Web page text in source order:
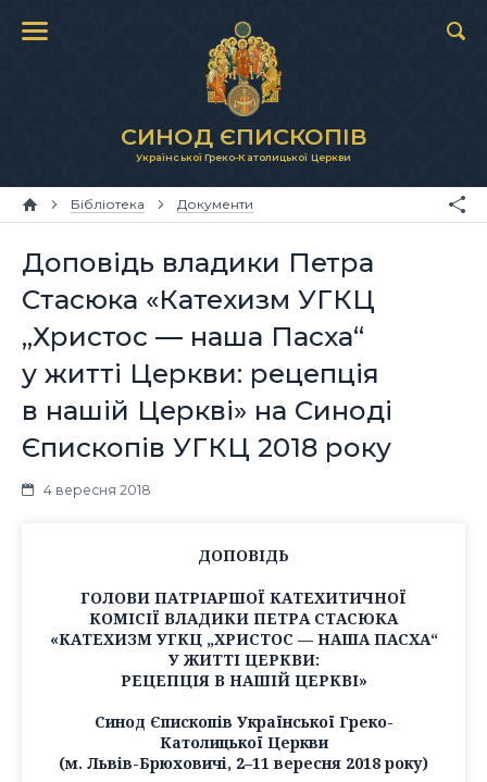
СИНОД ЄПИСКОПІВ
Української Греко-Католицької Церкви
Бібліотека Документи
Доповідь владики Петра
Стасюка «Катехизм УГКЦ
„Христос — наша Пасха“
у житті Церкви: рецепція
в нашій Церкві» на Синоді
Єпископів УГКЦ 2018 року
4 вересня 2018
ДОПОВІДЬ
ГОЛОВИ ПАТРІАРШОЇ КАТЕХИТИЧНОЇ
КОМІСІЇ ВЛАДИКИ ПЕТРА СТАСЮКА
«КАТЕХИЗМ УГКЦ „ХРИСТОС — НАША ПАСХА“
У ЖИТТІ ЦЕРКВИ:
РЕЦЕПЦІЯ В НАШІЙ ЦЕРКВІ»
Синод Єпископів Української Греко-
Католицької Церкви
(м. Львів-Брюховичі, 2–11 вересня 2018 року)